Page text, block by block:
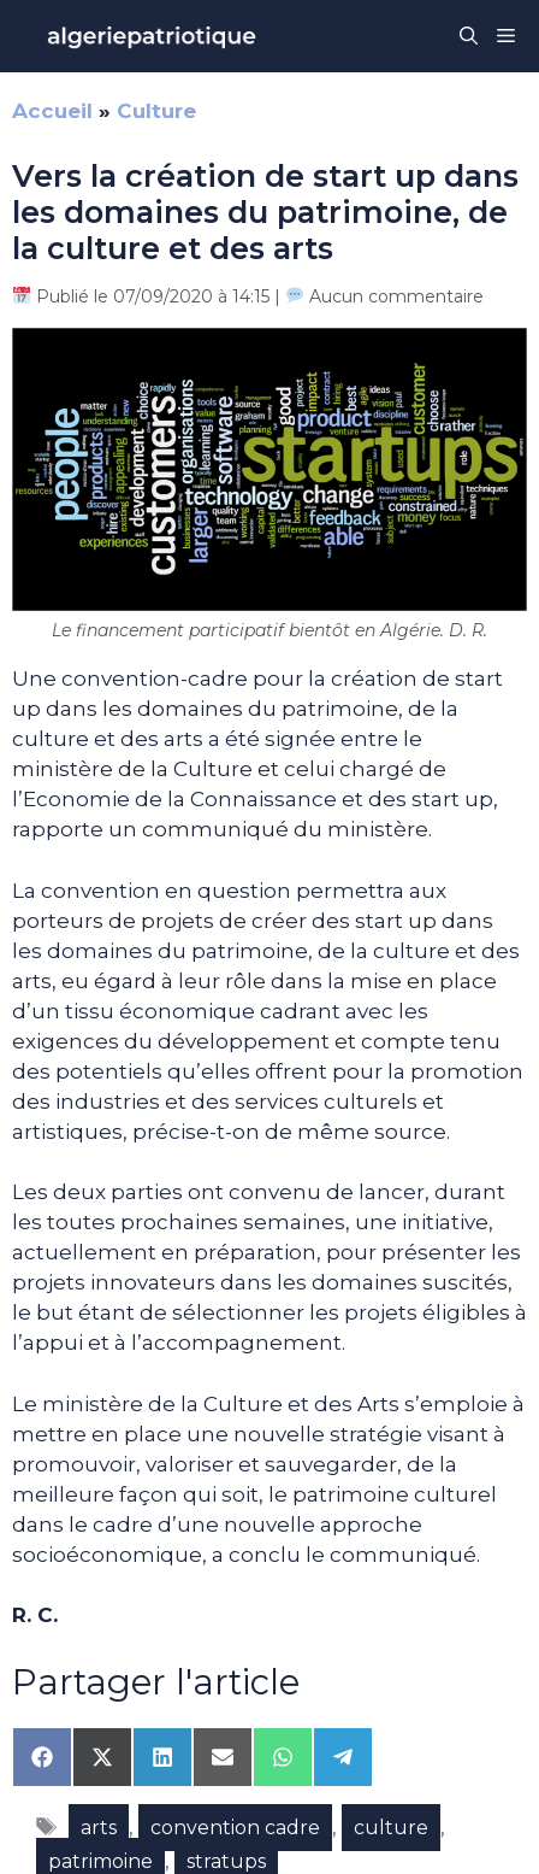
contenu
Accueil » Culture
Vers la création de start up dans
les domaines du patrimoine, de
la culture et des arts
Publié le 07/09/2020 à 14:15 | Aucun commentaire
Le financement participatif bientôt en Algérie. D. R.
Une convention-cadre pour la création de start
up dans les domaines du patrimoine, de la
culture et des arts a été signée entre le
ministère de la Culture et celui chargé de
l’Economie de la Connaissance et des start up,
rapporte un communiqué du ministère.
La convention en question permettra aux
porteurs de projets de créer des start up dans
les domaines du patrimoine, de la culture et des
arts, eu égard à leur rôle dans la mise en place
d’un tissu économique cadrant avec les
exigences du développement et compte tenu
des potentiels qu’elles offrent pour la promotion
des industries et des services culturels et
artistiques, précise-t-on de même source.
Les deux parties ont convenu de lancer, durant
les toutes prochaines semaines, une initiative,
actuellement en préparation, pour présenter les
projets innovateurs dans les domaines suscités,
le but étant de sélectionner les projets éligibles à
l’appui et à l’accompagnement.
Le ministère de la Culture et des Arts s’emploie à
mettre en place une nouvelle stratégie visant à
promouvoir, valoriser et sauvegarder, de la
meilleure façon qui soit, le patrimoine culturel
dans le cadre d’une nouvelle approche
socioéconomique, a conclu le communiqué.
R. C.
Partager l'article
Share
on
Facebook
Share
on
X
(Twitter)
Share
on
LinkedIn
Share
on
Email
Share
on
WhatsApp
Share
on
Telegram
Étiquettes
arts , convention cadre , culture ,
patrimoine , stratups